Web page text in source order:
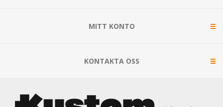
MITT KONTO
KONTAKTA OSS